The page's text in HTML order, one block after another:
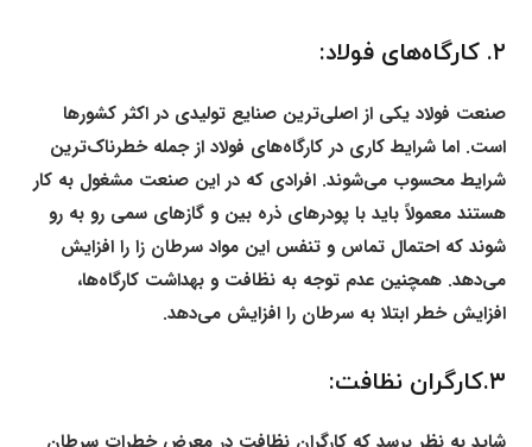
۲. کارگاه‌های فولاد:
صنعت فولاد یکی از اصلی‌ترین صنایع تولیدی در اکثر کشورها
است. اما شرایط کاری در کارگاه‌های فولاد از جمله خطرناک‌ترین
شرایط محسوب می‌شوند. افرادی که در این صنعت مشغول به کار
هستند معمولاً باید با پودرهای ذره بین و گازهای سمی رو به رو
شوند که احتمال تماس و تنفس این مواد سرطان زا را افزایش
می‌دهد. همچنین عدم توجه به نظافت و بهداشت کارگاه‌ها،
افزایش خطر ابتلا به سرطان را افزایش می‌دهد.
۳.کارگران نظافت: